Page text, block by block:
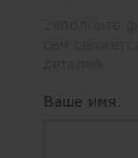
Ваше имя: